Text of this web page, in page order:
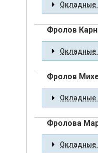
Окладные
Фролов
Окладные
Фролов
Окладные
Фролова
Окладные